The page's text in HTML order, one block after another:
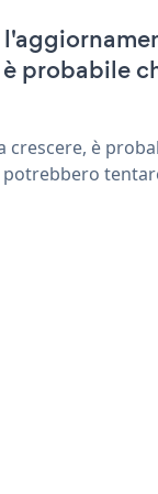
probabile
crescere, è